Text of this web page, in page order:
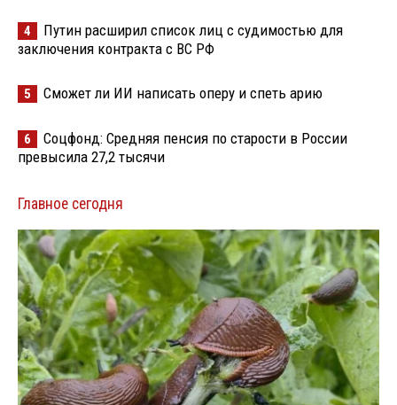
4
Путин расширил список лиц с судимостью для
заключения контракта с ВС РФ
5 Сможет ли ИИ написать оперу и спеть арию
6
Соцфонд: Средняя пенсия по старости в России
превысила 27,2 тысячи
Главное сегодня